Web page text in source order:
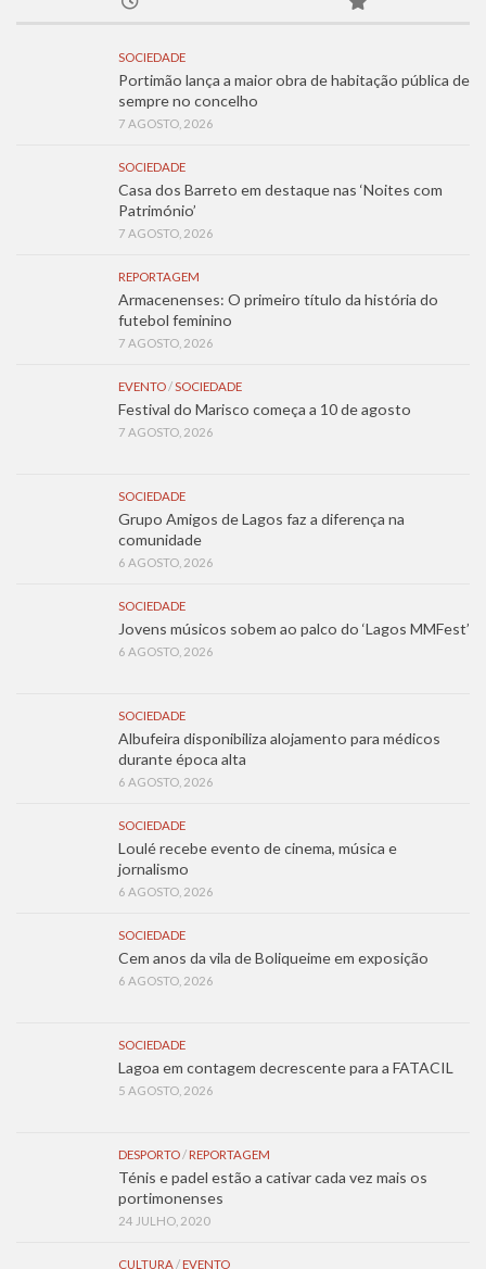
SOCIEDADE
Portimão lança a maior obra de habitação pública de
sempre no concelho
7 AGOSTO, 2026
SOCIEDADE
Casa dos Barreto em destaque nas ‘Noites com
Património’
7 AGOSTO, 2026
REPORTAGEM
Armacenenses: O primeiro título da história do
futebol feminino
7 AGOSTO, 2026
EVENTO/SOCIEDADE
Festival do Marisco começa a 10 de agosto
7 AGOSTO, 2026
SOCIEDADE
Grupo Amigos de Lagos faz a diferença na
comunidade
6 AGOSTO, 2026
SOCIEDADE
Jovens músicos sobem ao palco do ‘Lagos MMFest’
6 AGOSTO, 2026
SOCIEDADE
Albufeira disponibiliza alojamento para médicos
durante época alta
6 AGOSTO, 2026
SOCIEDADE
Loulé recebe evento de cinema, música e
jornalismo
6 AGOSTO, 2026
SOCIEDADE
Cem anos da vila de Boliqueime em exposição
6 AGOSTO, 2026
SOCIEDADE
Lagoa em contagem decrescente para a FATACIL
5 AGOSTO, 2026
DESPORTO/ REPORTAGEM
Ténis e padel estão a cativar cada vez mais os
portimonenses
24 JULHO, 2020
CULTURA/ EVENTO